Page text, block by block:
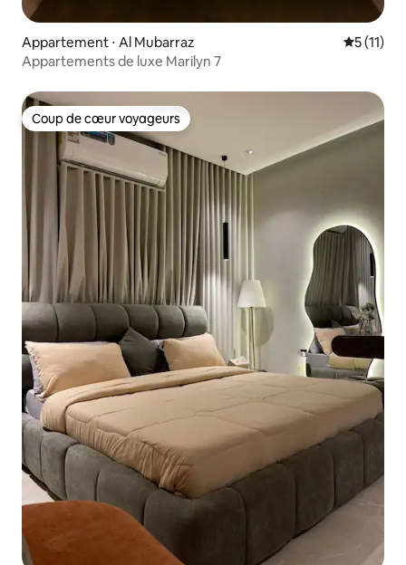
Appartement ⋅ Al Mubarraz
5 (11)
Appartements de luxe Marilyn 7
Coup de cœur voyageurs
Coup de cœur voyageurs